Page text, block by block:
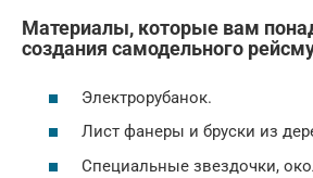
Материалы, которые вам
создания самодельного
Электрорубанок.
Лист фанеры и бруски из
Специальные звездочки,